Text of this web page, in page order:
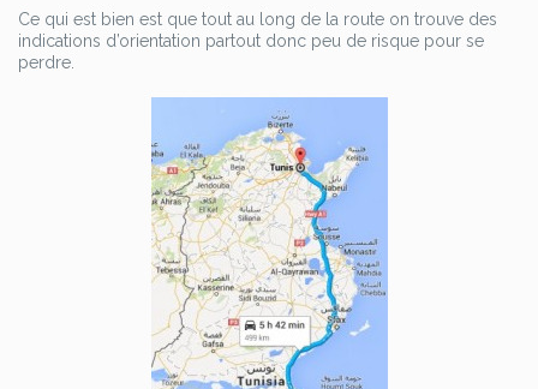
Ce qui est bien est que tout au long de la route on trouve des
indications d’orientation partout donc peu de risque pour se
perdre.